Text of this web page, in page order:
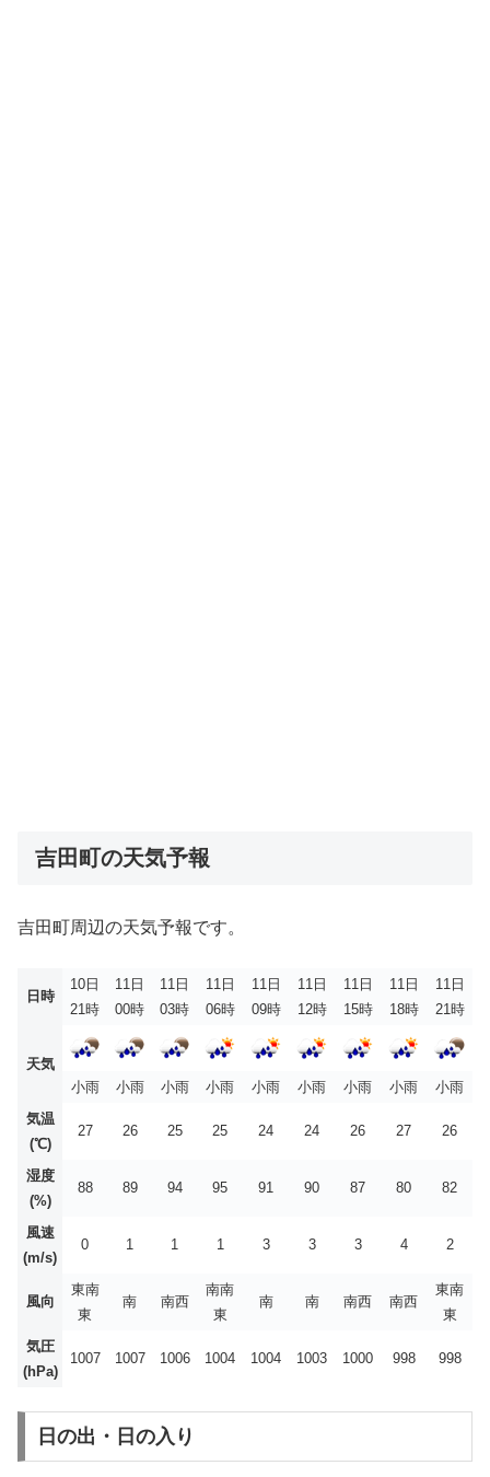
吉田町の天気予報
吉田町周辺の天気予報です。
日時
10日
21時
11日
00時
11日
03時
11日
06時
11日
09時
11日
12時
11日
15時
11日
18時
11日
21時
天気
小雨
小雨 小雨 小雨 小雨 小雨 小雨 小雨
小雨
気温
(℃)
27 26 25 25 24 24 26 27 26
湿度
(%)
88 89 94 95 91 90 87 80 82
風速
(m/s)
0 1 1 1 3 3 3 4 2
風向
東南
東
南 南西
南南
東
南 南 南西 南西
東南
東
気圧
(hPa)
1007 1007 1006 1004 1004 1003 1000 998 998
日の出・日の入り